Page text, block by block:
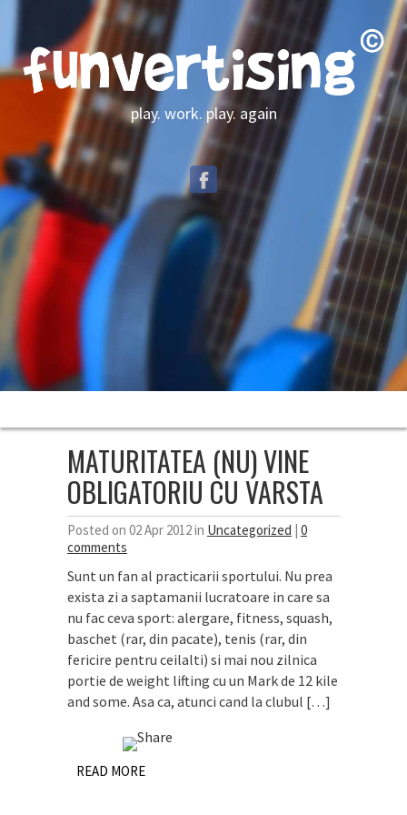
play. work. play. again
MATURITATEA (NU) VINE
OBLIGATORIU CU VARSTA
Posted on 02 Apr 2012 in Uncategorized | 0
comments
Sunt un fan al practicarii sportului. Nu prea
exista zi a saptamanii lucratoare in care sa
nu fac ceva sport: alergare, fitness, squash,
baschet (rar, din pacate), tenis (rar, din
fericire pentru ceilalti) si mai nou zilnica
portie de weight lifting cu un Mark de 12 kile
and some. Asa ca, atunci cand la clubul […]
READ MORE